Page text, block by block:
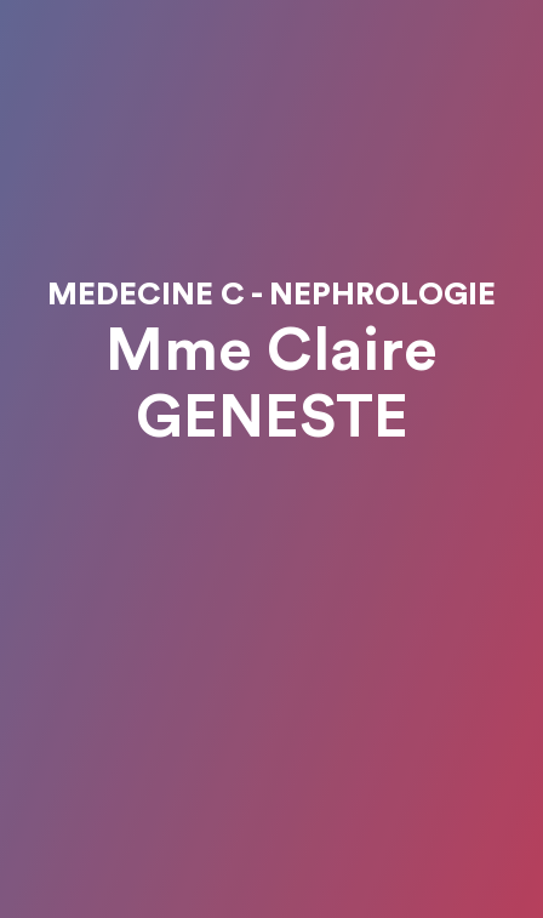
MEDECINE C - NEPHROLOGIE
Mme Claire
GENESTE